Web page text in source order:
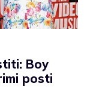
Boy
posti